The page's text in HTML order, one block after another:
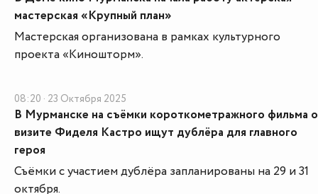
мастерская «Крупный план»
Мастерская организована в рамках культурного
проекта «Киношторм».
08:20 · 23 Октября 2025
В Мурманске на съёмки короткометражного фильма о
визите Фиделя Кастро ищут дублёра для главного
героя
Съёмки с участием дублёра запланированы на 29 и 31
октября.